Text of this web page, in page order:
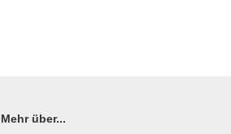
Mehr über...